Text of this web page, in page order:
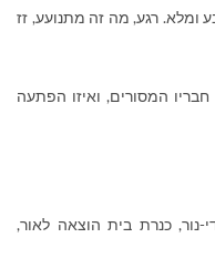
ומלא. רגע, מה זה מתנועע, זז
המסורים, ואיזו הפתעה
נור, כנרת בית הוצאה לאור,